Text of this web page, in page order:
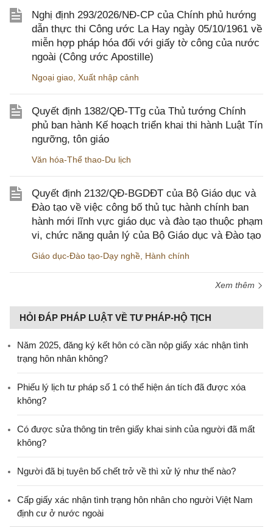
Nghị định 293/2026/NĐ-CP của Chính phủ hướng
dẫn thực thi Công ước La Hay ngày 05/10/1961 về
miễn hợp pháp hóa đối với giấy tờ công của nước
ngoài (Công ước Apostille)
Ngoại giao Xuất nhập cảnh
Quyết định 1382/QĐ-TTg của Thủ tướng Chính
phủ ban hành Kế hoạch triển khai thi hành Luật Tín
ngưỡng, tôn giáo
Văn hóa-Thể thao-Du lịch
Quyết định 2132/QĐ-BGDĐT của Bộ Giáo dục và
Đào tạo về việc công bố thủ tục hành chính ban
hành mới lĩnh vực giáo dục và đào tạo thuộc phạm
vi, chức năng quản lý của Bộ Giáo dục và Đào tạo
Giáo dục-Đào tạo-Dạy nghề Hành chính
Xem thêm
HỎI ĐÁP PHÁP LUẬT VỀ TƯ PHÁP-HỘ TỊCH
Năm 2025, đăng ký kết hôn có cần nộp giấy xác nhận tình
trạng hôn nhân không?
Phiếu lý lịch tư pháp số 1 có thể hiện án tích đã được xóa
không?
Có được sửa thông tin trên giấy khai sinh của người đã mất
không?
Người đã bị tuyên bố chết trở về thì xử lý như thế nào?
Cấp giấy xác nhận tình trạng hôn nhân cho người Việt Nam
định cư ở nước ngoài